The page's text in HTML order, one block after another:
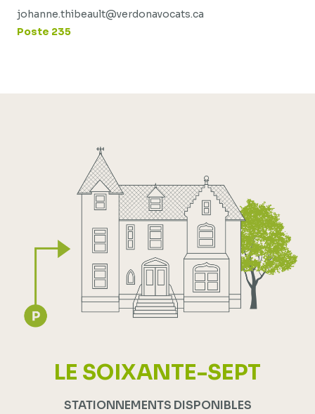
johanne.thibeault@verdonavocats.ca
Poste 235
LE SOIXANTE-SEPT
STATIONNEMENTS DISPONIBLES